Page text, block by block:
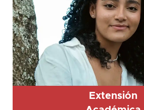
Extensión